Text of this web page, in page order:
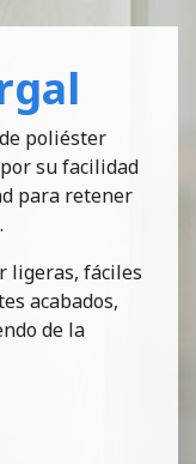
poliéster
su facilidad
para retener
ligeras, fáciles
acabados,
de la